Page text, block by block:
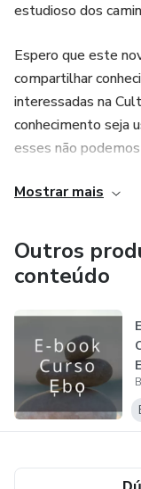
estudioso dos
Espero que este
compartilhar
interessadas na
conhecimento seja
esses não
Desejo a todos
Ase oo
Orunmila gbe wa oo
Mostrar mais
Outros
conteúdo